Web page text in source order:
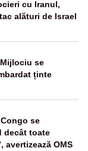
cu Iranul,
alături de Israel
se
ținte
se
decât toate
avertizează OMS